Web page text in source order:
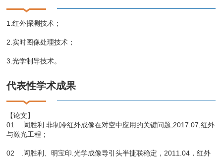
1.红外探测技术；
2.实时图像处理技术；
3.光学制导技术。
代表性学术成果
【论文】
01 .訚胜利.非制冷红外成像在对空中应用的关键问题,2017.07,红外
与激光工程；
02 .訚胜利、明宝印.光学成像导引头半捷联稳定，2011.04，红外